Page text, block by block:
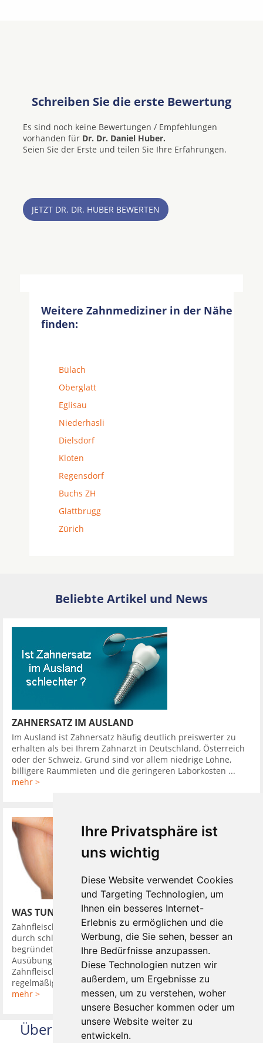
Ihre Privatsphäre ist
uns wichtig
Diese Website verwendet Cookies
und Targeting Technologien, um
Ihnen ein besseres Internet-
Erlebnis zu ermöglichen und die
Werbung, die Sie sehen, besser an
Ihre Bedürfnisse anzupassen.
Diese Technologien nutzen wir
außerdem, um Ergebnisse zu
messen, um zu verstehen, woher
unsere Besucher kommen oder um
unsere Website weiter zu
entwickeln.
Schreiben Sie die erste Bewertung
Es sind noch keine Bewertungen / Empfehlungen
vorhanden für Dr. Dr. Daniel Huber.
Seien Sie der Erste und teilen Sie Ihre Erfahrungen.
JETZT DR. DR. HUBER BEWERTEN
Weitere Zahnmediziner in der Nähe
finden:
Bülach
Oberglatt
Eglisau
Niederhasli
Dielsdorf
Kloten
Regensdorf
Buchs ZH
Glattbrugg
Zürich
Beliebte Artikel und News
ZAHNERSATZ IM AUSLAND
Im Ausland ist Zahnersatz häufig deutlich preiswerter zu
erhalten als bei Ihrem Zahnarzt in Deutschland, Österreich
oder der Schweiz. Grund sind vor allem niedrige Löhne,
billigere Raummieten und die geringeren Laborkosten ...
mehr >
WAS TUN BEI ZAHNFLEISCHBLUTEN
Zahnfleischbluten ist ein ernstes Warnsignal das meistens
durch schlechte oder schlicht kaum vorhandene Mundpflege
begründet ist. Blutet das Zahnfleisch beim Putzen oder bei
Ausübung von Druck, ist das meistens ein Zeichen für eine
Zahnfleischentzündung, die sogenannte Gingivitis. Durch
regelmäßige ...
mehr >
Über uns